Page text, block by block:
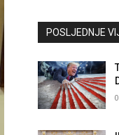
POSLJEDNJE